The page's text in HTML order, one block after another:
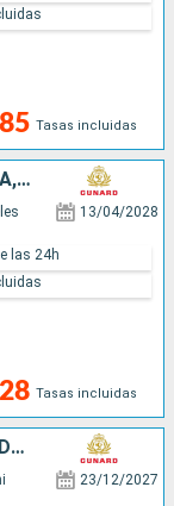
Tasas incluidas
MÉXICO, COSTA RICA, PANAMÁ, ARUBA, ESTADOS UNIDOS, PORTUGAL, REINO UNIDO
13/04/2028
Tasas incluidas
las 24h
ESTADOS UNIDOS, ANTIGUA Y BARBUDA, SAN VINCENT Y LAS GRANADINAS, BARBADOS, SANTA LUCIA, SAN MARTÍN, PORTUGAL, REINO UNIDO
23/12/2027